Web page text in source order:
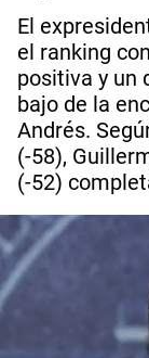
El
el ranking
positiva y un
bajo de la
Andrés.
(-58),
(-52)